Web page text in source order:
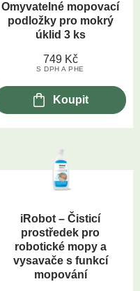
Omyvatelné mopovací
podložky pro mokrý
úklid 3 ks
749 Kč
S DPH A PHE
Koupit
iRobot – Čisticí
prostředek pro
robotické mopy a
vysavače s funkcí
mopování